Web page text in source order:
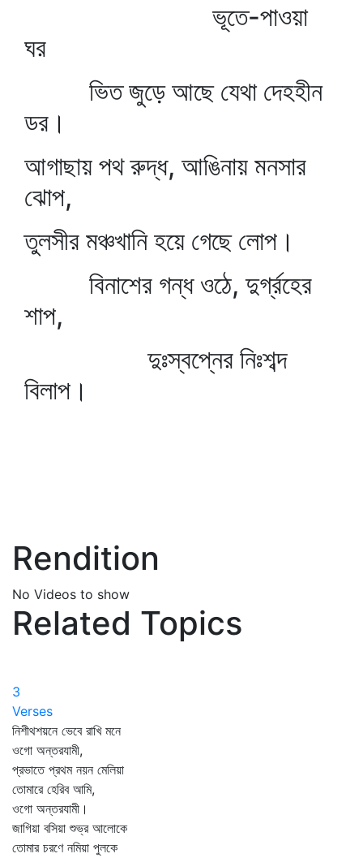
ভূতে-পাওয়া
ঘর
ভিত জুড়ে আছে যেথা দেহহীন
ডর।
আগাছায় পথ রুদ্ধ, আঙিনায় মনসার
ঝোপ,
তুলসীর মঞ্চখানি হয়ে গেছে লোপ।
বিনাশের গন্ধ ওঠে, দুর্গ্রহের
শাপ,
দুঃস্বপ্নের নিঃশব্দ
বিলাপ।
Rendition
No Videos to show
Related Topics
3
Verses
নিশীথশয়নে ভেবে রাখি মনে
ওগো অন্তরযামী,
প্রভাতে প্রথম নয়ন মেলিয়া
তোমারে হেরিব আমি,
ওগো অন্তরযামী।
জাগিয়া বসিয়া শুভ্র আলোকে
তোমার চরণে নমিয়া পুলকে